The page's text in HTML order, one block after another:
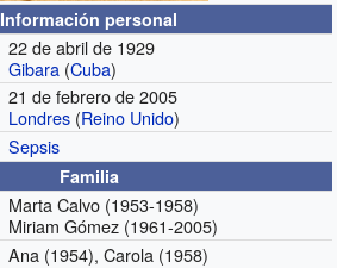
Información personal
22 de abril de 1929
Gibara (Cuba)
21 de febrero de 2005
Londres (Reino Unido)
Sepsis
Familia
Marta Calvo (1953-1958)
Miriam Gómez (1961-2005)
Ana (1954), Carola (1958)